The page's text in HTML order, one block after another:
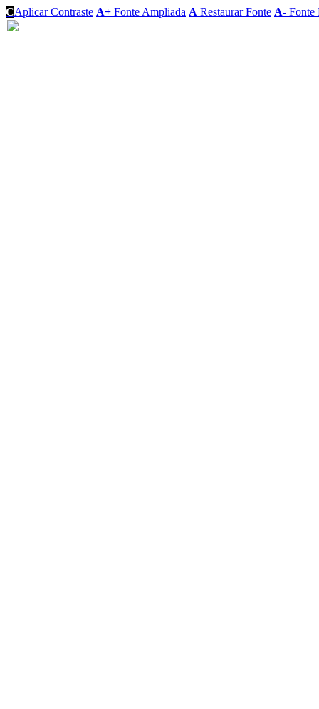
CAplicar Contraste A+ Fonte Ampliada A Restaurar Fonte A- Fonte